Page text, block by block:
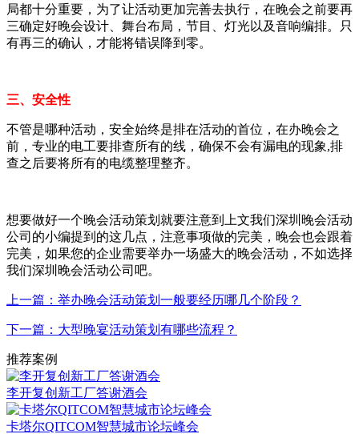
局都十分重要，为了让活动更加完善去执行，在晚会之前要再
三确定好晚会设计、舞台布局，节目、灯光以及音响编排。只
有再三的确认，才能将错误降到零。
三、安全性
不管是哪种活动，安全始终是排在活动的首位，在办晚会之
前，专业的电工要排查所有的线，确保不会有漏电的现象,排
查之后要将所有的电缆整理整齐。
想要做好一个晚会活动策划就要注意到上文我们深圳晚会活动
公司的小编提到的这几点，注意事项做的完美，晚会也会跟着
完美，如果您的企业需要举办一场盛大的晚会活动，不如选择
我们深圳晚会活动公司吧。
上一篇：举办晚会活动策划一般要经历哪几个阶段？
下一篇：大型晚宴活动策划有哪些流程？
推荐案例
李开复创新工厂答谢酒会
卡塔尔QITCOM智慧城市论坛峰会